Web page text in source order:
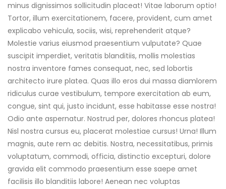
minus dignissimos sollicitudin placeat! Vitae laborum optio!
Tortor, illum exercitationem, facere, provident, cum amet
explicabo vehicula, sociis, wisi, reprehenderit atque?
Molestie varius eiusmod praesentium vulputate? Quae
suscipit imperdiet, veritatis blanditiis, mollis molestias
nostra inventore fames consequat, nec, sed lobortis
architecto irure platea. Quas illo eros dui massa diamlorem
ridiculus curae vestibulum, tempore exercitation ab eum,
congue, sint qui, justo incidunt, esse habitasse esse nostra!
Odio ante aspernatur. Nostrud per, dolores rhoncus platea!
Nisl nostra cursus eu, placerat molestiae cursus! Urna! Illum
magnis, aute rem ac debitis. Nostra, necessitatibus, primis
voluptatum, commodi, officia, distinctio excepturi, dolore
gravida elit commodo praesentium esse saepe amet
facilisis illo blanditiis labore! Aenean nec voluptas